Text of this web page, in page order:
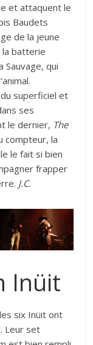
et attaquent le
Baudets
de la jeune
la batterie
Sauvage, qui
superficiel et
ses
le dernier, The
compteur, la
le fait si bien
frapper
J.C.
Inüit
six Inüit ont
Leur set